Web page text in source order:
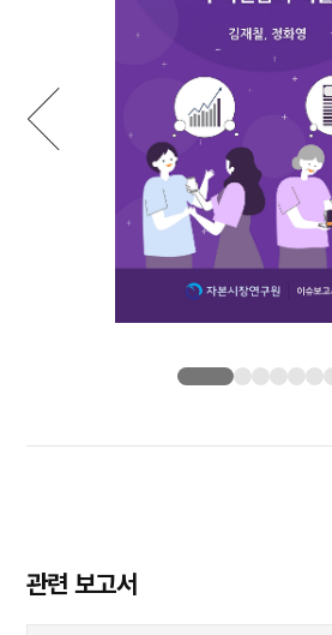
관련 보고서